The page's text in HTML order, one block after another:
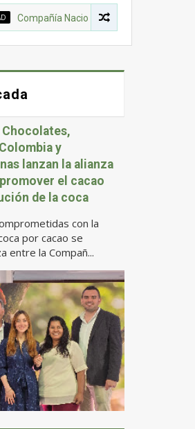
Nacional de Chocolates,
Chocolates,
y
lanzan la alianza
el cacao
de la coca
con la
por cacao se
entre la Compañ...